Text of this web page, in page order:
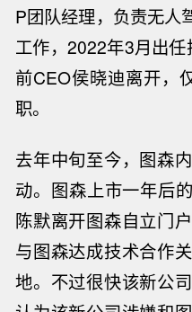
P团队经理，负责无人
工作， 2022年3月出
前CEO侯晓迪离开，
职。
去年中旬至今，图森
动。 图森上市一年后
陈默离开图森自立门
与图森达成技术合作
地。不过很快该新公